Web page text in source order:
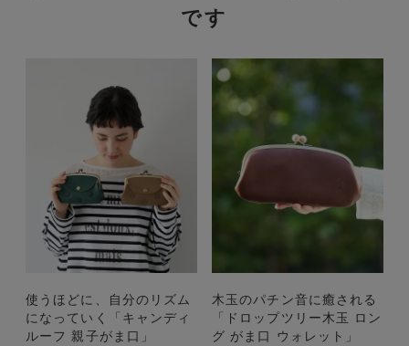
です
使うほどに、自分のリズム
になっていく「キャンディ
ルーフ 親子がま口」
木玉のパチン音に癒される
「ドロップツリー木玉 ロン
グ がま口 ウォレット」